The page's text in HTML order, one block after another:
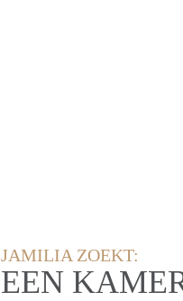
JAMILIA ZOEKT:
EEN